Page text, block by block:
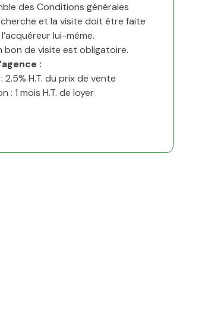
des Conditions générales
et la visite doit être faite
lui-même.
bon de visite est obligatoire.
:
2.5% H.T. du prix de vente
: 1 mois H.T. de loyer